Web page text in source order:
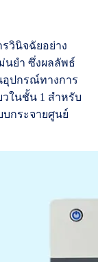
รวินิจฉัยอย่าง
นยำ ซึ่งผลลัพธ์
ปกรณ์ทางการ
ในชั้น 1 สำหรับ
กระจายศูนย์